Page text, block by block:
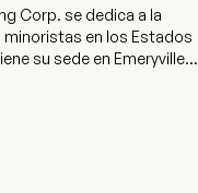
Corp. se dedica a la
en los Estados
su sede en Emeryville,